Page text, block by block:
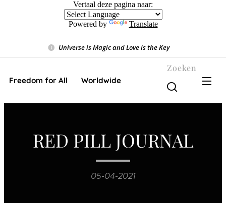
Vertaal deze pagina naar:
Powered by Translate
Universe is Magic and Love is the Key❤️
Freedom for All ❤️ Worldwide
Zoeken
RED PILL JOURNAL
05-04-2021